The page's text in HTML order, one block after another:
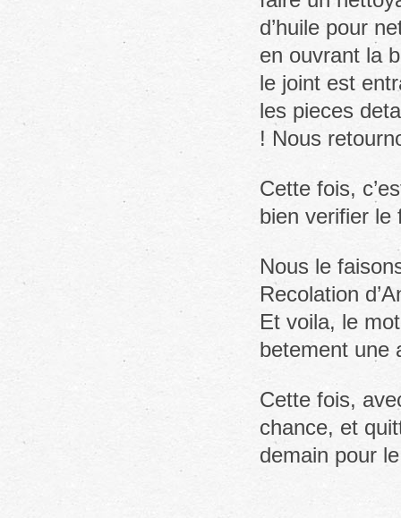
d’huile pour
en ouvrant la
le joint est
les pieces
! Nous
Cette fois,
bien verifier
Nous le
Recolation
Et voila, le
betement une
Cette fois,
chance, et
demain pour